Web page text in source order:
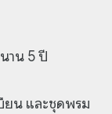
าน 5 ปี
ยน และชุดพรม